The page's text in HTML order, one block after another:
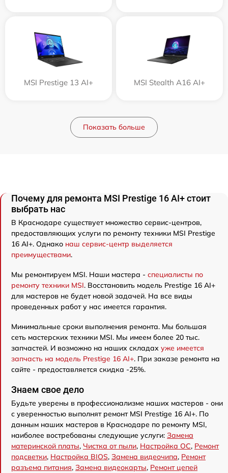
MSI Prestige 13 AI+ MSI Stealth A16 AI+
Показать больше
Почему для ремонта MSI Prestige 16 AI+ стоит
выбрать нас
В Краснодаре существует множество сервис-центров,
предоставляющих услуги по ремонту техники MSI Prestige
16 AI+. Однако наш сервис-центр выделяется
преимуществами.
Мы ремонтируем MSI. Наши мастера - специалисты по
ремонту техники MSI. Восстановить модель Prestige 16 AI+
для мастеров не будет новой задачей. На все виды
проведенных работ у нас имеется гарантия.
Минимальные сроки выполнения ремонта. Мы большая
сеть мастерских техники MSI. Мы имеем более 20 тыс.
запчастей. И возможно на наших складах уже имеется
запчасть на модель Prestige 16 AI+. При заказе ремонта на
сайте - предоставляется скидка -25%.
Знаем свое дело
Будьте уверены в профессионализме наших мастеров - они
с уверенностью выполнят ремонт MSI Prestige 16 AI+. По
данным наших мастеров в Краснодаре по ремонту MSI,
наиболее востребованы следующие услуги: Замена
материнской платы, Чистка от пыли, Настройка ОС, Ремонт
подсветки, Настройка BIOS, Замена видеочипа, Ремонт
разъема питания, Замена видеокарты, Ремонт цепей